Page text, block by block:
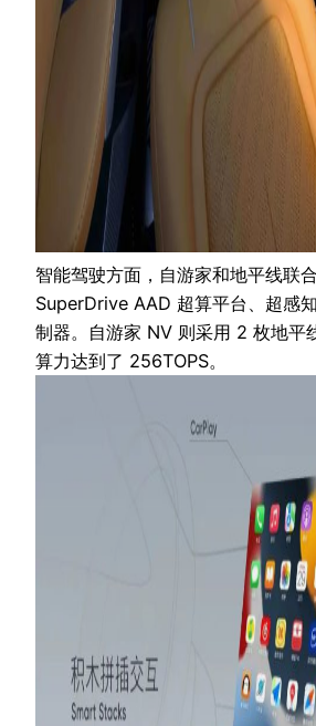
智能驾驶方面，自游家和地平线联
SuperDrive AAD 超算平台、超感
制器。自游家 NV 则采用 2 枚地平
算力达到了 256TOPS。